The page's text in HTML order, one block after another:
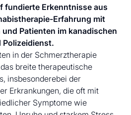
Erkenntnisse aus
Erfahrung mit
Patienten im kanadischen
in der Schmerztherapie
breite therapeutische
insbesonderebei der
Erkrankungen, die oft mit
Symptome wie